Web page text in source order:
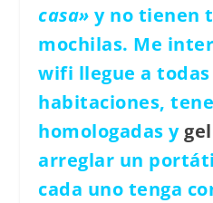
casa»y no tienen
mochilas. Me
wifi llegue a todas
habitaciones,
homologadas y gel
arreglar un
cada uno tenga